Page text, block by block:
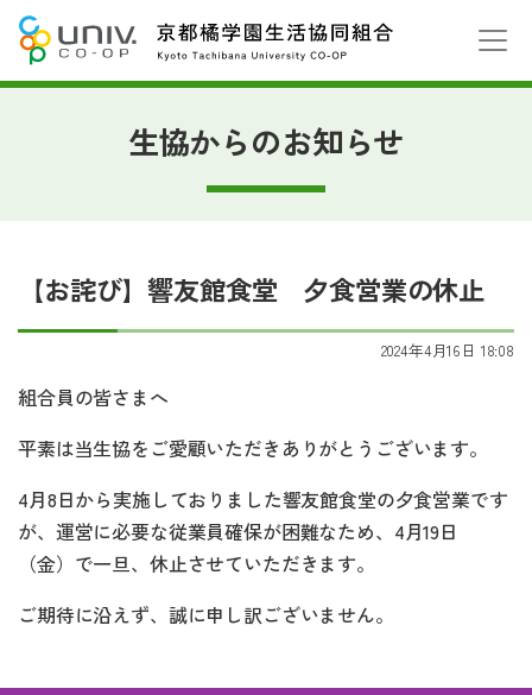
生協からのお知らせ
【お詫び】響友館食堂 夕食営業の休止
2024年4月16日 18:08
組合員の皆さまへ
平素は当生協をご愛顧いただきありがとうございます。
4月8日から実施しておりました響友館食堂の夕食営業です
が、運営に必要な従業員確保が困難なため、4月19日
（金）で一旦、休止させていただきます。
ご期待に沿えず、誠に申し訳ございません。